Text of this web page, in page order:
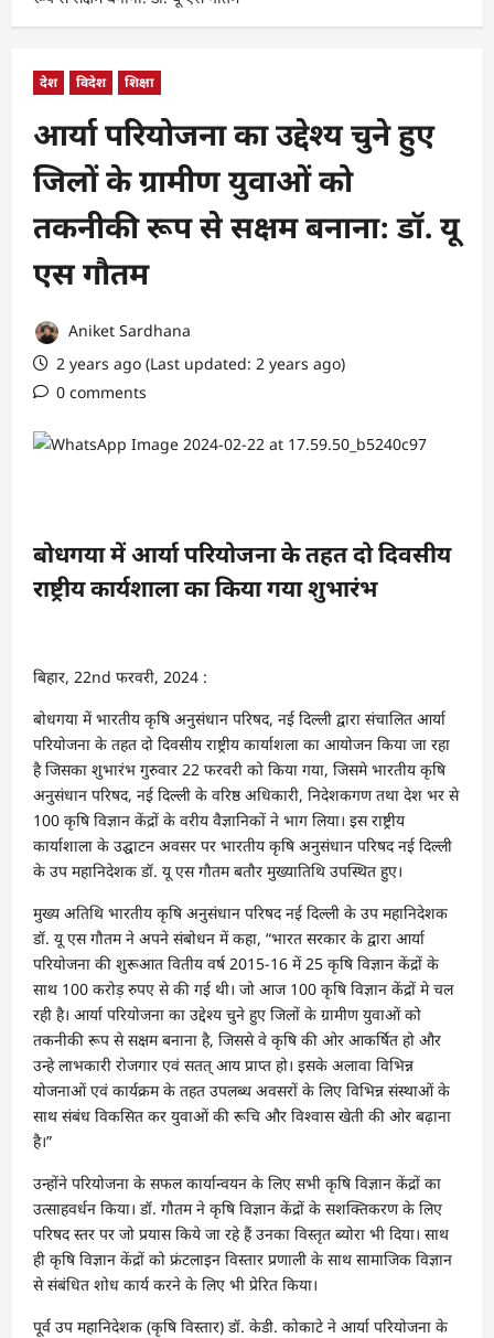
देश विदेश शिक्षा
आर्या परियोजना का उद्देश्य चुने हुए
जिलों के ग्रामीण युवाओं को
तकनीकी रूप से सक्षम बनाना: डॉ. यू
एस गौतम
Aniket Sardhana
2 years ago (Last updated: 2 years ago)
0 comments
बोधगया में आर्या परियोजना के तहत दो दिवसीय
राष्ट्रीय कार्यशाला का किया गया शुभारंभ
बिहार, 22nd फरवरी, 2024 :
बोधगया में भारतीय कृषि अनुसंधान परिषद, नई दिल्ली द्वारा संचालित आर्या
परियोजना के तहत दो दिवसीय राष्ट्रीय कार्याशला का आयोजन किया जा रहा
है जिसका शुभारंभ गुरुवार 22 फरवरी को किया गया, जिसमे भारतीय कृषि
अनुसंधान परिषद, नई दिल्ली के वरिष्ठ अधिकारी, निदेशकगण तथा देश भर से
100 कृषि विज्ञान केंद्रों के वरीय वैज्ञानिकों ने भाग लिया। इस राष्ट्रीय
कार्याशाला के उद्घाटन अवसर पर भारतीय कृषि अनुसंधान परिषद नई दिल्ली
के उप महानिदेशक डॉ. यू एस गौतम बतौर मुख्यातिथि उपस्थित हुए।
मुख्य अतिथि भारतीय कृषि अनुसंधान परिषद नई दिल्ली के उप महानिदेशक
डॉ. यू एस गौतम ने अपने संबोधन में कहा, “भारत सरकार के द्वारा आर्या
परियोजना की शुरूआत वितीय वर्ष 2015-16 में 25 कृषि विज्ञान केंद्रों के
साथ 100 करोड़ रुपए से की गई थी। जो आज 100 कृषि विज्ञान केंद्रों मे चल
रही है। आर्या परियोजना का उद्देश्य चुने हुए जिलों के ग्रामीण युवाओं को
तकनीकी रूप से सक्षम बनाना है, जिससे वे कृषि की ओर आकर्षित हो और
उन्हे लाभकारी रोजगार एवं सतत् आय प्राप्त हो। इसके अलावा विभिन्न
योजनाओं एवं कार्यक्रम के तहत उपलब्ध अवसरों के लिए विभिन्न संस्थाओं के
साथ संबंध विकसित कर युवाओं की रूचि और विश्वास खेती की ओर बढ़ाना
है।”
उन्होंने परियोजना के सफल कार्यान्वयन के लिए सभी कृषि विज्ञान केंद्रों का
उत्साहवर्धन किया। डॉ. गौतम ने कृषि विज्ञान केंद्रों के सशक्तिकरण के लिए
परिषद स्तर पर जो प्रयास किये जा रहे हैं उनका विस्तृत ब्योरा भी दिया। साथ
ही कृषि विज्ञान केंद्रों को फ्रंटलाइन विस्तार प्रणाली के साथ सामाजिक विज्ञान
से संबंधित शोध कार्य करने के लिए भी प्रेरित किया।
पूर्व उप महानिदेशक (कृषि विस्तार) डॉ. केडी. कोकाटे ने आर्या परियोजना के